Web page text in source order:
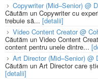
Copywriter (Mid–Senior) @
Căutăm un Copywriter cu
trebuie să... [detalii]
Video Content Creator @
Căutăm un Video Content
content pentru unele dintre...
Art Director (Mid–Senior) @
Căutăm un Art Director care
[detalii]